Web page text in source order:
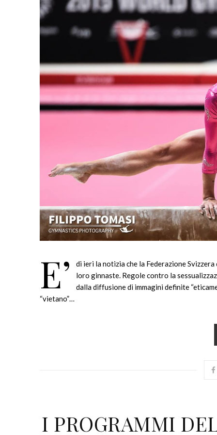
E’
di ieri la notizia che la Federazione
loro ginnaste. Regole contro la
dalla diffusione di immagini definite
“vietano”…
I PROGRAMMI